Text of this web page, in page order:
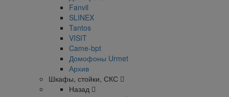
Fanvil
SLINEX
Tantos
VISIT
Came-bpt
Домофоны Urmet
Архив
Шкафы, стойки, СКС
Назад